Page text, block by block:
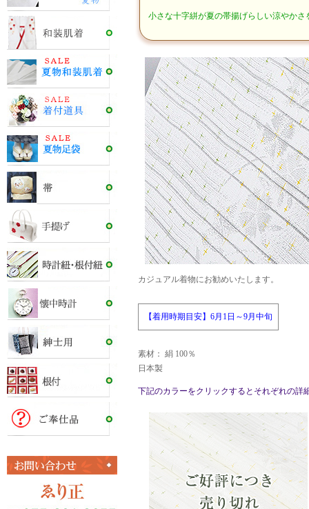
小さな十字絣が夏の帯揚げらしい涼やか
カジュアル着物にお勧めいたします。
【着用時期目安】6月1日～9月中旬
素材： 絹 100％
日本製
下記のカラーをクリックするとそれぞれの詳